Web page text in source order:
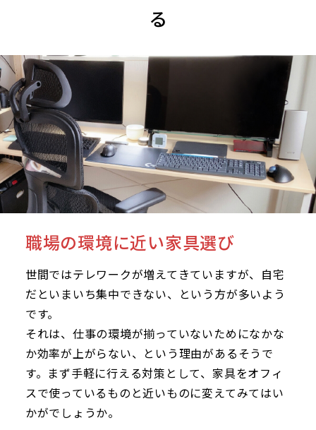
る
職場の環境に近い家具選び
世間ではテレワークが増えてきていますが、自宅
だといまいち集中できない、という方が多いよう
です。
それは、仕事の環境が揃っていないためになかな
か効率が上がらない、という理由があるそうで
す。まず手軽に行える対策として、家具をオフィ
スで使っているものと近いものに変えてみてはい
かがでしょうか。